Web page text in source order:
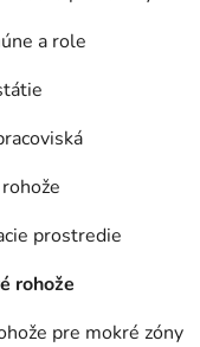
a role
prostredie
rohože
pre mokré zóny